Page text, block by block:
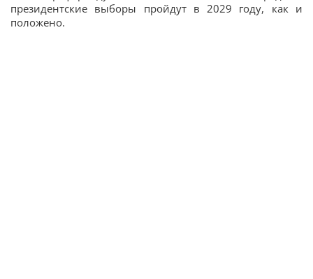
президентские выборы пройдут в 2029 году, как и
положено.